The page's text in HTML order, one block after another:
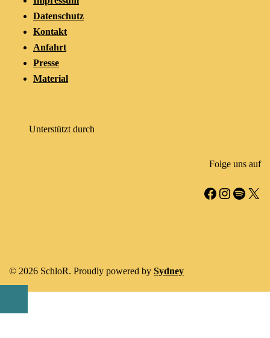
Datenschutz
Kontakt
Anfahrt
Presse
Material
Unterstützt durch
Folge uns auf
Facebook
X
© 2026 SchloR. Proudly powered by Sydney